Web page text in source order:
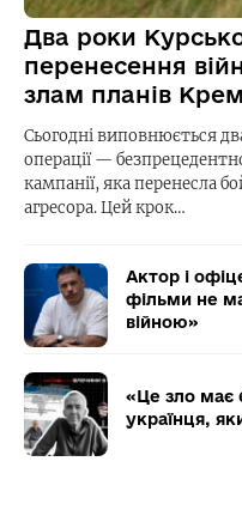
Два роки
перенесення
злам планів
Сьогодні виповнюється
операції —
кампанії, яка перенесла
агресора. Цей крок…
Актор і
фільми не
війною»
«Це зло має
українця,